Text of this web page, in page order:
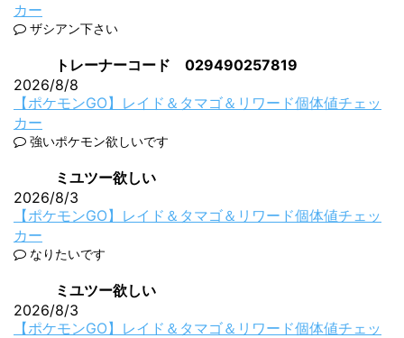
カー
ザシアン下さい
トレーナーコード 029490257819
2026/8/8
【ポケモンGO】レイド＆タマゴ＆リワード個体値チェッ
カー
強いポケモン欲しいです
ミユツー欲しい
2026/8/3
【ポケモンGO】レイド＆タマゴ＆リワード個体値チェッ
カー
なりたいです
ミユツー欲しい
2026/8/3
【ポケモンGO】レイド＆タマゴ＆リワード個体値チェッ